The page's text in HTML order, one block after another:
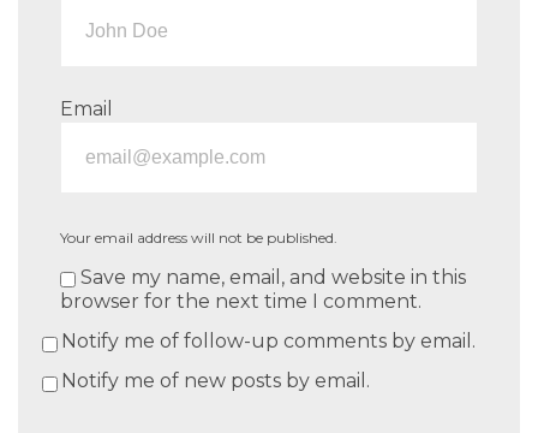
Email
Your email address will not be published.
Save my name, email, and website in this
browser for the next time I comment.
Notify me of follow-up comments by email.
Notify me of new posts by email.